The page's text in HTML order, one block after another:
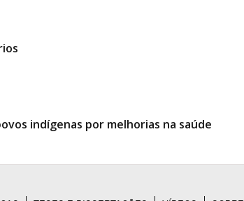
indígenas por melhorias na saúde